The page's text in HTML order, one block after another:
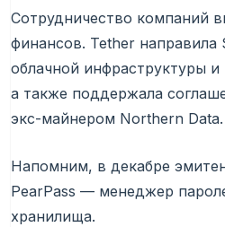
Сотрудничество компаний
финансов. Tether направила
облачной инфраструктуры
а также поддержала
экс-майнером Northern Data.
Напомним, в декабре
PearPass — менеджер
хранилища.